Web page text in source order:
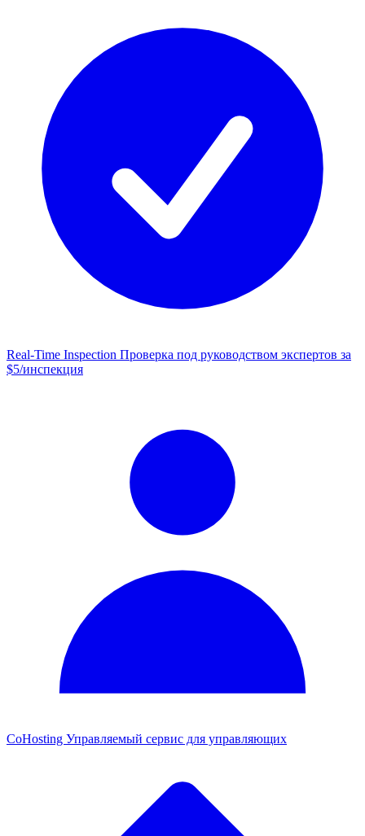
Real-Time Inspection Проверка под руководством экспертов за
$5/инспекция
CoHosting Управляемый сервис для управляющих